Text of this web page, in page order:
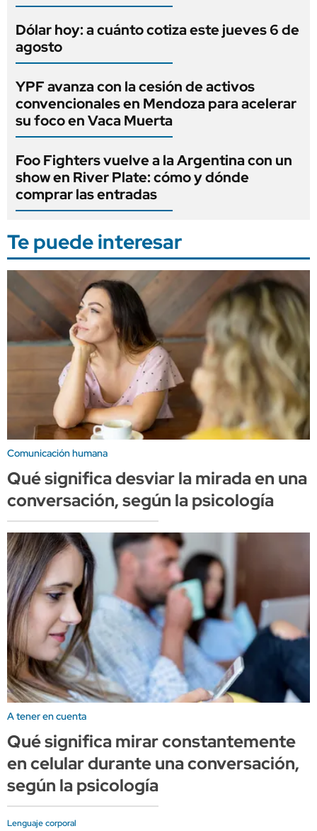
Dólar hoy: a cuánto cotiza este jueves 6 de
agosto
YPF avanza con la cesión de activos
convencionales en Mendoza para acelerar
su foco en Vaca Muerta
Foo Fighters vuelve a la Argentina con un
show en River Plate: cómo y dónde
comprar las entradas
Te puede interesar
Comunicación humana
Qué significa desviar la mirada en una
conversación, según la psicología
A tener en cuenta
Qué significa mirar constantemente
en celular durante una conversación,
según la psicología
Lenguaje corporal